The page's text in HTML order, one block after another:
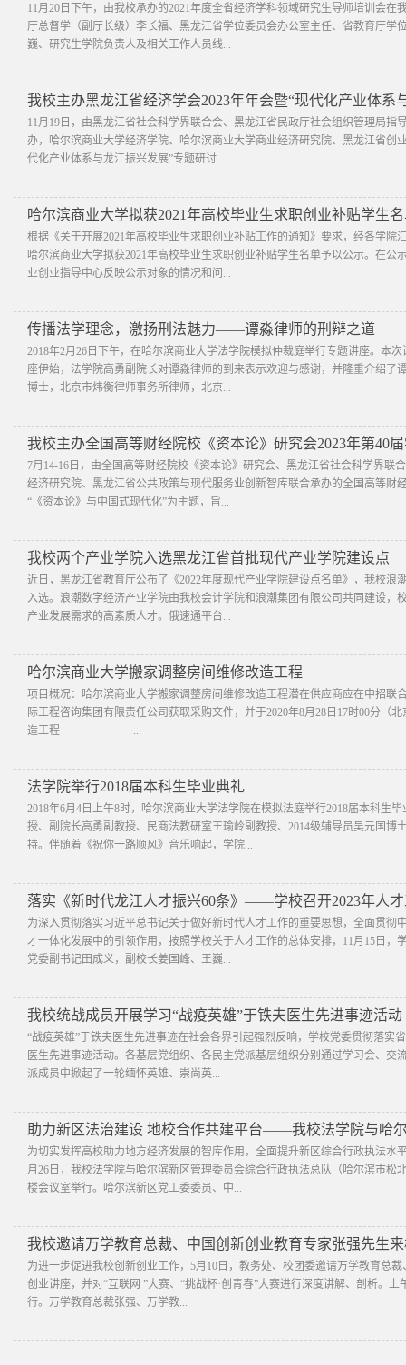
11月20日下午，由我校承办的2021年度全省经济学科领域研究生导师培训会
厅总督学（副厅长级）李长福、黑龙江省学位委员会办公室主任、省教育厅
巍、研究生学院负责人及相关工作人员线...
我校主办黑龙江省经济学会2023年年会暨“现代化产业体系
​11月19日，由黑龙江省社会科学界联合会、黑龙江省民政厅社会组织管理局
办，哈尔滨商业大学经济学院、哈尔滨商业大学商业经济研究院、黑龙江省
代化产业体系与龙江振兴发展”专题研讨...
哈尔滨商业大学拟获2021年高校毕业生求职创业补贴学生
根据《关于开展2021年高校毕业生求职创业补贴工作的通知》要求，经各学
哈尔滨商业大学拟获2021年高校毕业生求职创业补贴学生名单予以公示。在
业创业指导中心反映公示对象的情况和问...
传播法学理念，激扬刑法魅力——谭淼律师的刑辩之道
2018年2月26日下午，在哈尔滨商业大学法学院模拟仲裁庭举行专题讲座。本
座伊始，法学院高勇副院长对谭淼律师的到来表示欢迎与感谢，并隆重介绍
博士，北京市炜衡律师事务所律师，北京...
我校主办全国高等财经院校《资本论》研究会2023年第40
7月14-16日，由全国高等财经院校《资本论》研究会、黑龙江省社会科学界
经济研究院、黑龙江省公共政策与现代服务业创新智库联合承办的全国高等财
“《资本论》与中国式现代化”为主题，旨...
我校两个产业学院入选黑龙江省首批现代产业学院建设点
近日，黑龙江省教育厅公布了《2022年度现代产业学院建设点名单》，我校
入选。浪潮数字经济产业学院由我校会计学院和浪潮集团有限公司共同建设
产业发展需求的高素质人才。俄速通平台...
哈尔滨商业大学搬家调整房间维修改造工程
项目概况：哈尔滨商业大学搬家调整房间维修改造工程潜在供应商应在中招联
际工程咨询集团有限责任公司获取采购文件，并于2020年8月28日17时00分
造工程 ...
法学院举行2018届本科生毕业典礼
2018年6月4日上午8时，哈尔滨商业大学法学院在模拟法庭举行2018届本科生
授、副院长高勇副教授、民商法教研室王瑜岭副教授、2014级辅导员吴元国
持。伴随着《祝你一路顺风》音乐响起，学院...
落实《新时代龙江人才振兴60条》——学校召开2023年人
为深入贯彻落实习近平总书记关于做好新时代人才工作的重要思想，全面贯
才一体化发展中的引领作用，按照学校关于人才工作的总体安排，11月15日
党委副书记田成义，副校长姜国峰、王巍...
我校统战成员开展学习“战疫英雄”于铁夫医生先进事迹活动
“战疫英雄”于铁夫医生先进事迹在社会各界引起强烈反响，学校党委贯彻落
医生先进事迹活动。各基层党组织、各民主党派基层组织分别通过学习会、
派成员中掀起了一轮缅怀英雄、崇尚英...
助力新区法治建设 地校合作共建平台——我校法学院与哈
为切实发挥高校助力地方经济发展的智库作用，全面提升新区综合行政执法
月26日，我校法学院与哈尔滨新区管理委员会综合行政执法总队（哈尔滨市
楼会议室举行。哈尔滨新区党工委委员、中...
我校邀请万学教育总裁、中国创新创业教育专家张强先生
为进一步促进我校创新创业工作，5月10日，教务处、校团委邀请万学教育总
创业讲座，并对“互联网 ”大赛、“挑战杯·创青春”大赛进行深度讲解、剖析。
行。万学教育总裁张强、万学教...